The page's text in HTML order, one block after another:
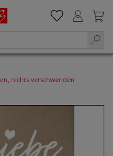
nichts verschwenden